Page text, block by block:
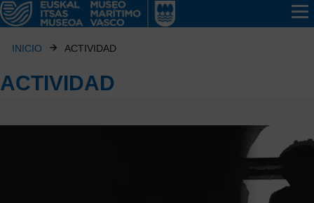
INICIO ACTIVIDAD
ACTIVIDAD